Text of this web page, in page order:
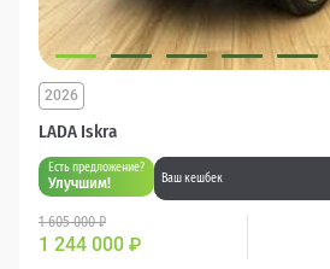
LADA Iskra
2026
Есть предложение?
Улучшим! Ваш кешбек
1 605 000 ₽
1 244 000 ₽